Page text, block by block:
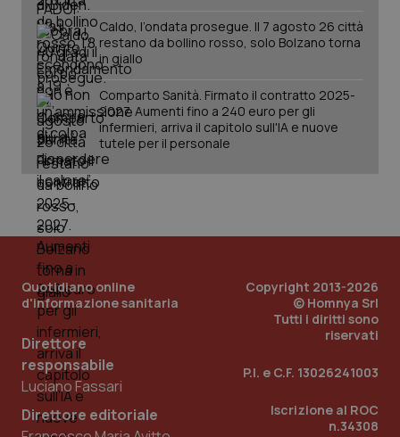
Rene & patologie urogenitali
Salute orale & impianti
Sangue & coagulazione
Tiroide
Tumore al seno
Tumore ovarico
Tumori del Polmone & Testa Collo
Tumori gastrointestinali
Ulcera & Reflusso
Vaccini
Caldo, l’ondata prosegue. Il 7 agosto 26 città
restano da bollino rosso, solo Bolzano torna
in giallo
Comparto Sanità. Firmato il contratto 2025-
2027. Aumenti fino a 240 euro per gli
infermieri, arriva il capitolo sull'IA e nuove
tutele per il personale
Quotidiano online
d'informazione sanitaria
Direttore
responsabile
Luciano Fassari
Direttore editoriale
Copyright 2013-2026
© Homnya Srl
Tutti i diritti sono
riservati
P.I. e C.F. 13026241003
Iscrizione al ROC
n.34308
CookieScriptConsent
CookieScript
www.quotidianosanita.it
tracking-sites-ironfish-
tracking-enable
www.quotidianosanita.it
tracking-sites-ironfish-
www.quotidianosanita.it